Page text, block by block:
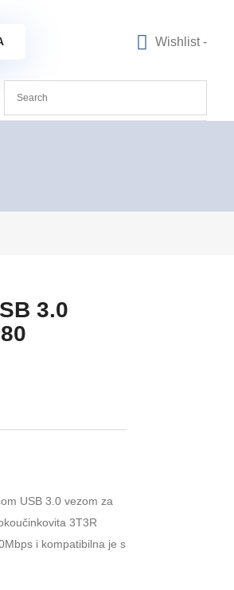
Wishlist -
3.0
USB 3.0 vezom za
3T3R
i kompatibilna je s